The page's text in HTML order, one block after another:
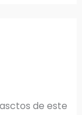
de este